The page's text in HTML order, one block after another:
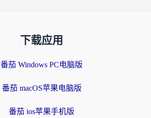
下载应用
番茄 Windows PC电脑版
番茄 macOS苹果电脑版
番茄 ios苹果手机版